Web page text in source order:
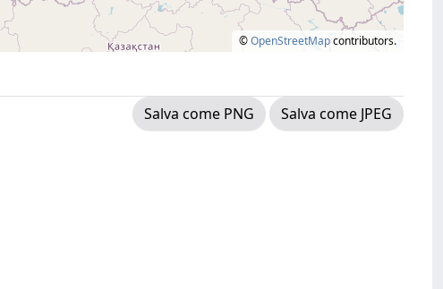
©OpenStreetMapcontributors.
Salva come PNG
Salva come JPEG